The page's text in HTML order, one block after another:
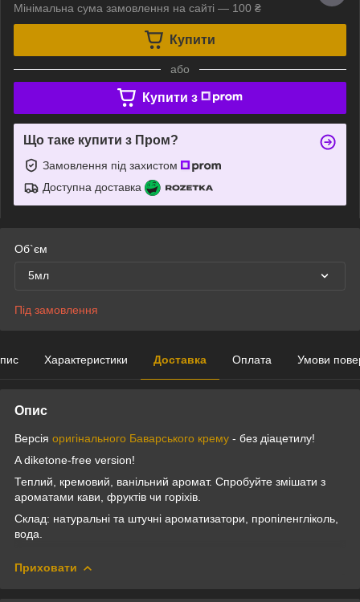
Мінімальна сума замовлення на сайті — 100 ₴
Купити
або
Купити з
Що таке купити з Пром?
Замовлення під захистом
Доступна доставка
Об`єм
5мл
Під замовлення
Характеристики Доставка Оплата Умови
Опис
Версія оригінального Баварського крему - без діацетилу!
A diketone-free version!
Теплий, кремовий, ванільний аромат. Спробуйте змішати з
ароматами кави, фруктів чи горіхів.
Склад: натуральні та штучні ароматизатори, пропіленгліколь,
вода.
Приховати